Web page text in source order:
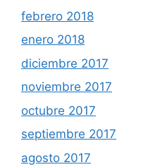
febrero 2018
enero 2018
diciembre 2017
noviembre 2017
octubre 2017
septiembre 2017
agosto 2017